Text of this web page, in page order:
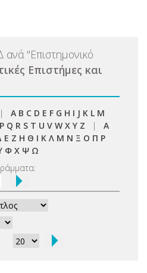
ανά "Επιστημονικό
Επιστήμες και
| A B C D E F G H I J K L M
P Q R S T U V W X Y Z | Α
Ε Ζ Η Θ Ι Κ Λ Μ Ν Ξ Ο Π Ρ
Φ Χ Ψ Ω